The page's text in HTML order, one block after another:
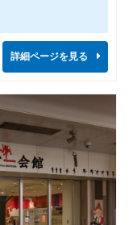
詳細ページを見る